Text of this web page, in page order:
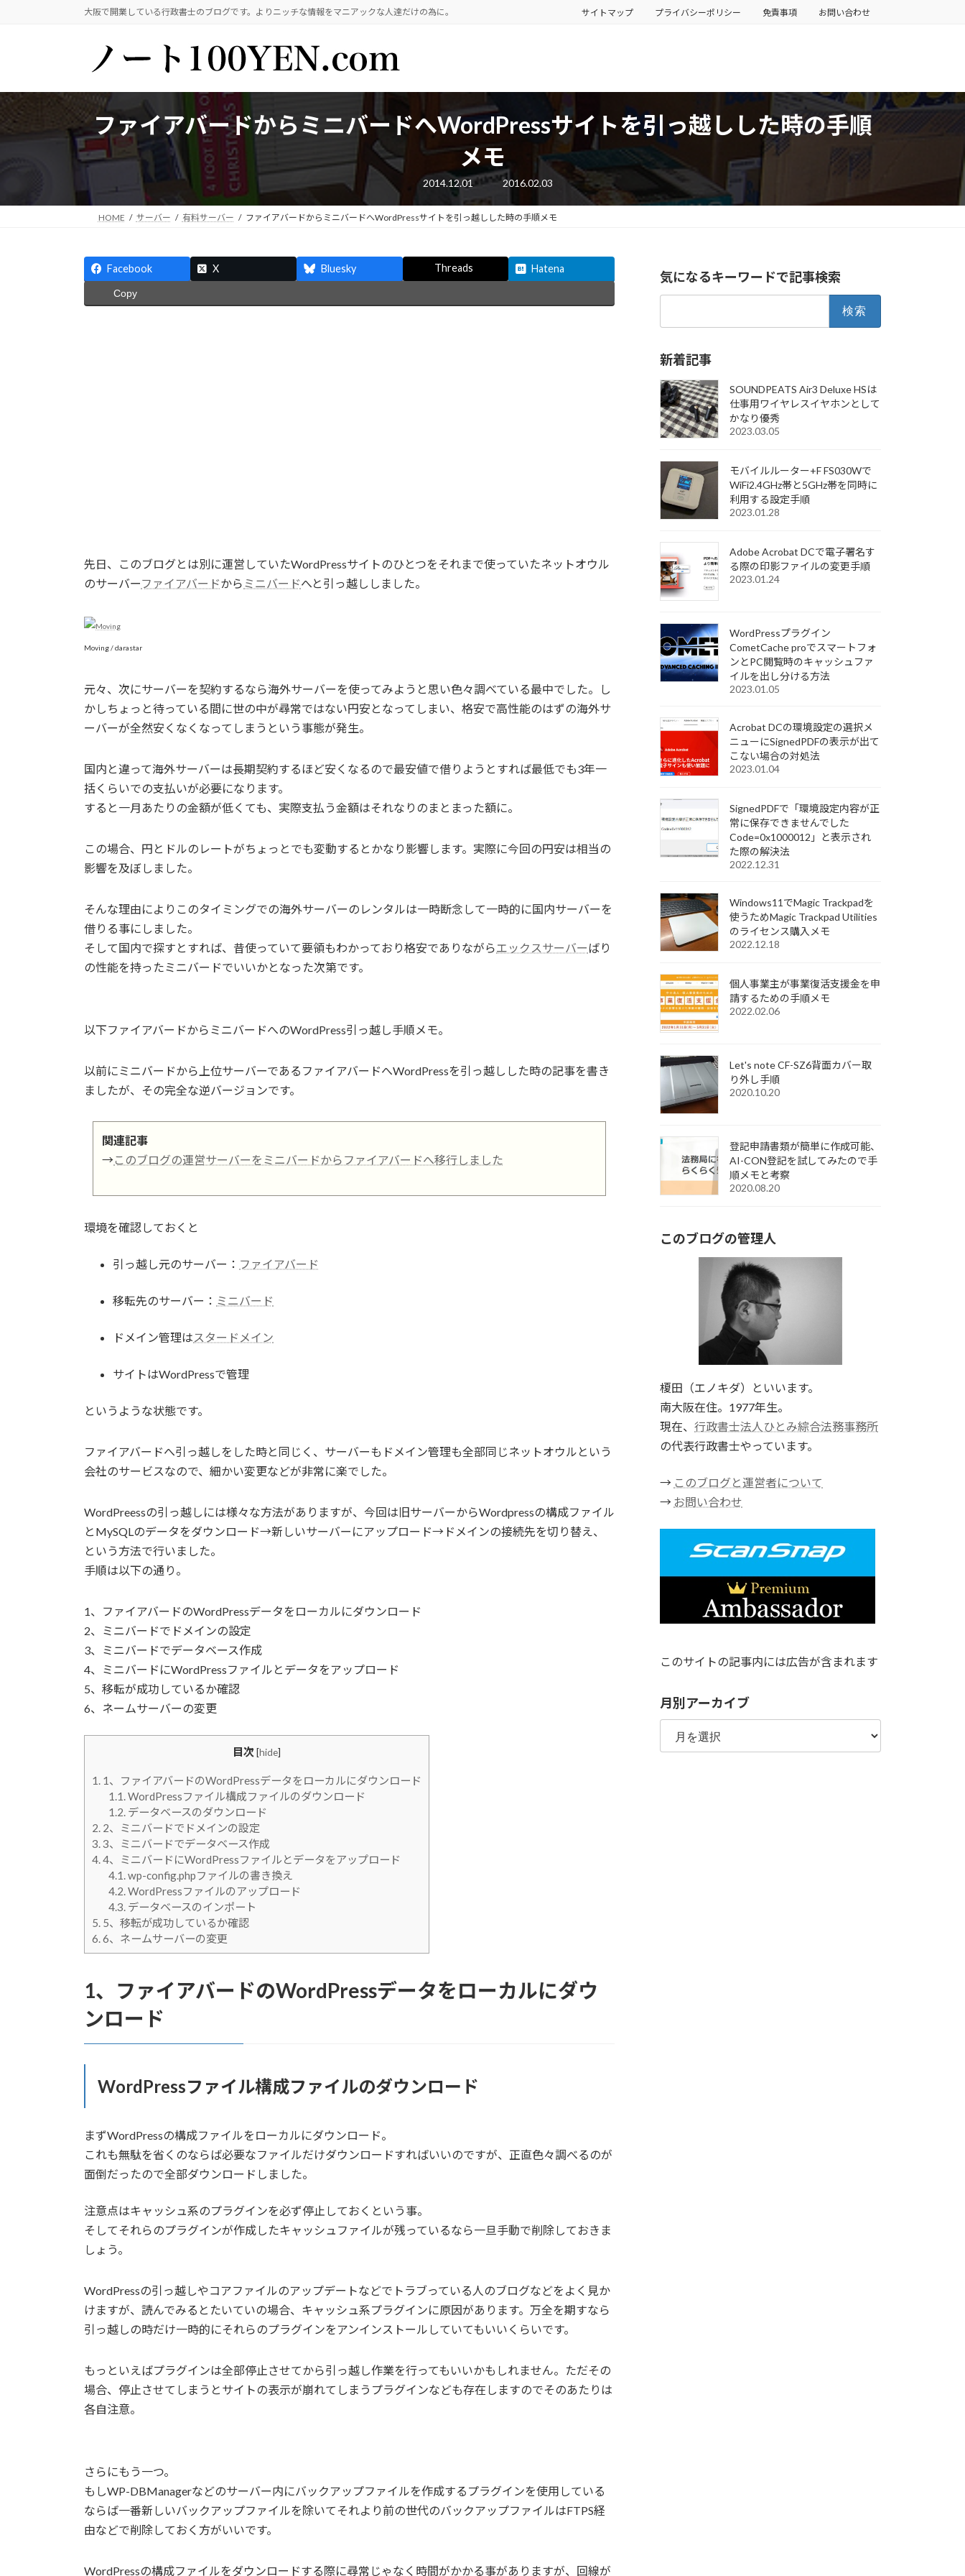
へ
キ
プ
ョ
に
動
大阪で開業している行政書士のブログです。よりニッチな情報をマニアックな人達だけの為に。 サイトマップ プライバシーポリシー 免責事項 お問い合わせ
ファイアバードからミニバードへWordPressサイトを引っ越しした時の手順
メモ
2014.12.01
最
更
新
日
2016.02.03
HOME サーバー 有料サーバー ファイアバードからミニバードへWordPressサイトを引っ越しした時の手順メモ
Facebook X Bluesky Threads Hatena
Copy
先日、このブログとは別に運営していたWordPressサイトのひとつをそれまで使っていたネットオウル
のサーバーファイアバードから ミニバードへと引っ越ししました。
Moving / darastar
元々、次にサーバーを契約するなら海外サーバーを使ってみようと思い色々調べている最中でした。し
かしちょっと待っている間に世の中が尋常ではない円安となってしまい、格安で高性能のはずの海外サ
ーバーが全然安くなくなってしまうという事態が発生。
国内と違って海外サーバーは長期契約するほど安くなるので最安値で借りようとすれば最低でも3年一
括くらいでの支払いが必要になります。
すると一月あたりの金額が低くても、実際支払う金額はそれなりのまとまった額に。
この場合、円とドルのレートがちょっとでも変動するとかなり影響します。実際に今回の円安は相当の
影響を及ぼしました。
そんな理由によりこのタイミングでの海外サーバーのレンタルは一時断念して一時的に国内サーバーを
借りる事にしました。
そして国内で探すとすれば、昔使っていて要領もわかっており格安でありながら エックスサーバーばり
の性能を持ったミニバードでいいかとなった次第です。
以下ファイアバードからミニバードへのWordPress引っ越し手順メモ。
以前にミニバードから上位サーバーであるファイアバードへWordPressを引っ越しした時の記事を書き
ましたが、その完全な逆バージョンです。
関連記事
→このブログの運営サーバーをミニバードからファイアバードへ移行しました
環境を確認しておくと
引っ越し元のサーバー： ファイアバード
移転先のサーバー： ミニバード
ドメイン管理は スタードメイン
サイトはWordPressで管理
というような状態です。
ファイアバードへ引っ越しをした時と同じく、サーバーもドメイン管理も全部同じネットオウルという
会社のサービスなので、細かい変更などが非常に楽でした。
WordPreessの引っ越しには様々な方法がありますが、今回は旧サーバーからWordpressの構成ファイル
とMySQLのデータをダウンロード→新しいサーバーにアップロード→ドメインの接続先を切り替え、
という方法で行いました。
手順は以下の通り。
1、ファイアバードのWordPressデータをローカルにダウンロード
2、ミニバードでドメインの設定
3、ミニバードでデータベース作成
4、ミニバードにWordPressファイルとデータをアップロード
5、移転が成功しているか確認
6、ネームサーバーの変更
目次[hide]
1. 1、ファイアバードのWordPressデータをローカルにダウンロード
1.1.WordPressファイル構成ファイルのダウンロード
1.2.データベースのダウンロード
2. 2、ミニバードでドメインの設定
3.3、ミニバードでデータベース作成
4.4、ミニバードにWordPressファイルとデータをアップロード
4.1.wp-config.phpファイルの書き換え
4.2.WordPressファイルのアップロード
4.3.データベースのインポート
5. 5、移転が成功しているか確認
6.6、ネームサーバーの変更
1、ファイアバードのWordPressデータをローカルにダウ
ンロード
WordPressファイル構成ファイルのダウンロード
まずWordPressの構成ファイルをローカルにダウンロード。
これも無駄を省くのならば必要なファイルだけダウンロードすればいいのですが、正直色々調べるのが
面倒だったので全部ダウンロードしました。
注意点はキャッシュ系のプラグインを必ず停止しておくという事。
そしてそれらのプラグインが作成したキャッシュファイルが残っているなら一旦手動で削除しておきま
しょう。
WordPressの引っ越しやコアファイルのアップデートなどでトラブっている人のブログなどをよく見か
けますが、読んでみるとたいていの場合、キャッシュ系プラグインに原因があります。万全を期すなら
引っ越しの時だけ一時的にそれらのプラグインをアンインストールしていてもいいくらいです。
もっといえばプラグインは全部停止させてから引っ越し作業を行ってもいいかもしれません。ただその
場合、停止させてしまうとサイトの表示が崩れてしまうプラグインなども存在しますのでそのあたりは
各自注意。
さらにもう一つ。
もしWP-DBManagerなどのサーバー内にバックアップファイルを作成するプラグインを使用している
ならば一番新しいバックアップファイルを除いてそれより前の世代のバックアップファイルはFTPS経
由などで削除しておく方がいいです。
WordPressの構成ファイルをダウンロードする際に尋常じゃなく時間がかかる事がありますが、回線が
気になるキーワードで記事検索
新着記事
SOUNDPEATS Air3 Deluxe HSは
仕事用ワイヤレスイヤホンとして
かなり優秀
2023.03.05
モバイルルーター+F FS030Wで
WiFi2.4GHz帯と5GHz帯を同時に
利用する設定手順
2023.01.28
Adobe Acrobat DCで電子署名す
る際の印影ファイルの変更手順
2023.01.24
WordPressプラグイン
CometCache proでスマートフォ
ンとPC閲覧時のキャッシュファ
イルを出し分ける方法
2023.01.05
Acrobat DCの環境設定の選択メ
ニューにSignedPDFの表示が出て
こない場合の対処法
2023.01.04
SignedPDFで「環境設定内容が正
常に保存できませんでした
Code=0x1000012」と表示され
た際の解決法
2022.12.31
Windows11でMagic Trackpadを
使うためMagic Trackpad Utilities
のライセンス購入メモ
2022.12.18
個人事業主が事業復活支援金を申
請するための手順メモ
2022.02.06
Let's note CF-SZ6背面カバー取
り外し手順
2020.10.20
登記申請書類が簡単に作成可能、
AI-CON登記を試してみたので手
順メモと考察
2020.08.20
このブログの管理人
榎田（エノキダ）といいます。
南大阪在住。1977年生。
現在、行政書士法人ひとみ綜合法務事務所
の代表行政書士やっています。
→ このブログと運営者について
→ お問い合わせ
このサイトの記事内には広告が含まれます
月別アーカイブ
月
ア